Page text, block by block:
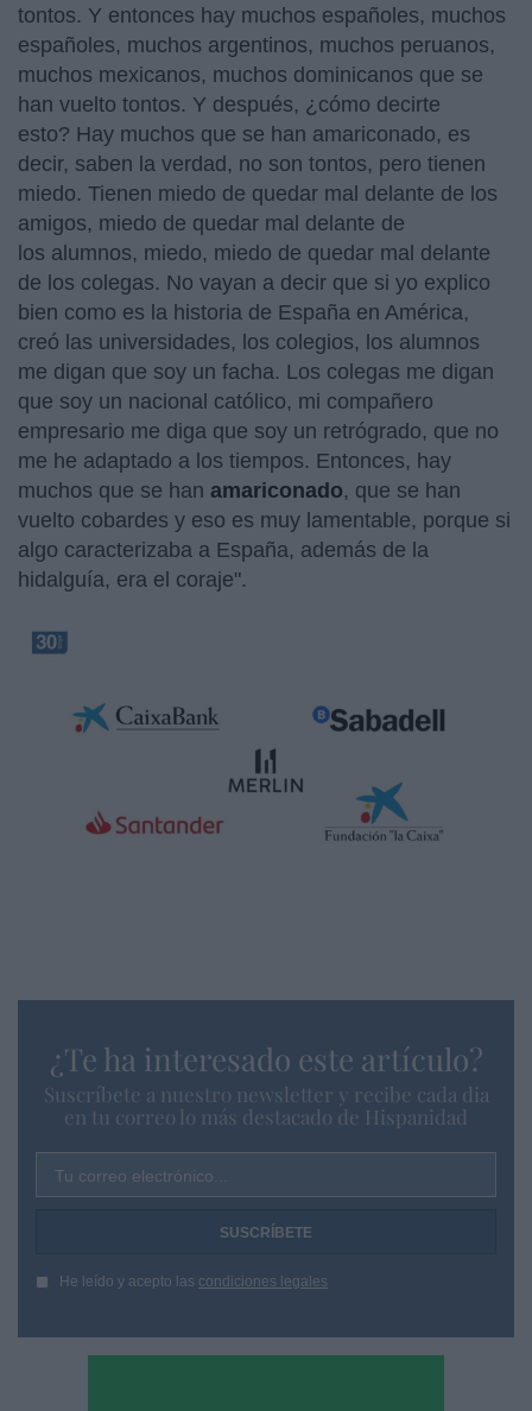
tontos. Y entonces hay muchos españoles, muchos
españoles, muchos argentinos, muchos peruanos,
muchos mexicanos, muchos dominicanos que se
han vuelto tontos. Y después, ¿cómo decirte
esto? Hay muchos que se han amariconado, es
decir, saben la verdad, no son tontos, pero tienen
miedo. Tienen miedo de quedar mal delante de los
amigos, miedo de quedar mal delante de
los alumnos, miedo, miedo de quedar mal delante
de los colegas. No vayan a decir que si yo explico
bien como es la historia de España en América,
creó las universidades, los colegios, los alumnos
me digan que soy un facha. Los colegas me digan
que soy un nacional católico, mi compañero
empresario me diga que soy un retrógrado, que no
me he adaptado a los tiempos. Entonces, hay
muchos que se han amariconado, que se han
vuelto cobardes y eso es muy lamentable, porque si
algo caracterizaba a España, además de la
hidalguía, era el coraje".
¿Te ha interesado este artículo?
Suscríbete a nuestro newsletter y recibe cada dia
en tu correo lo más destacado de Hispanidad
Tu correo electrónico...
He leído y acepto las condiciones legales